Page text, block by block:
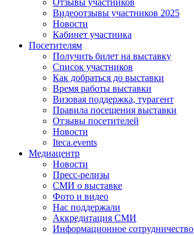
Отзывы участников
Видеоотзывы участников 2025
Новости
Кабинет участника
Посетителям
Получить билет на выставку
Список участников
Как добраться до выставки
Время работы выставки
Визовая поддержка, турагент
Правила посещения выставки
Отзывы посетителей
Новости
Iteca.events
Медиацентр
Новости
Пресс-релизы
СМИ о выставке
Фото и видео
Нас поддержали
Аккредитация СМИ
Информационное сотрудничество